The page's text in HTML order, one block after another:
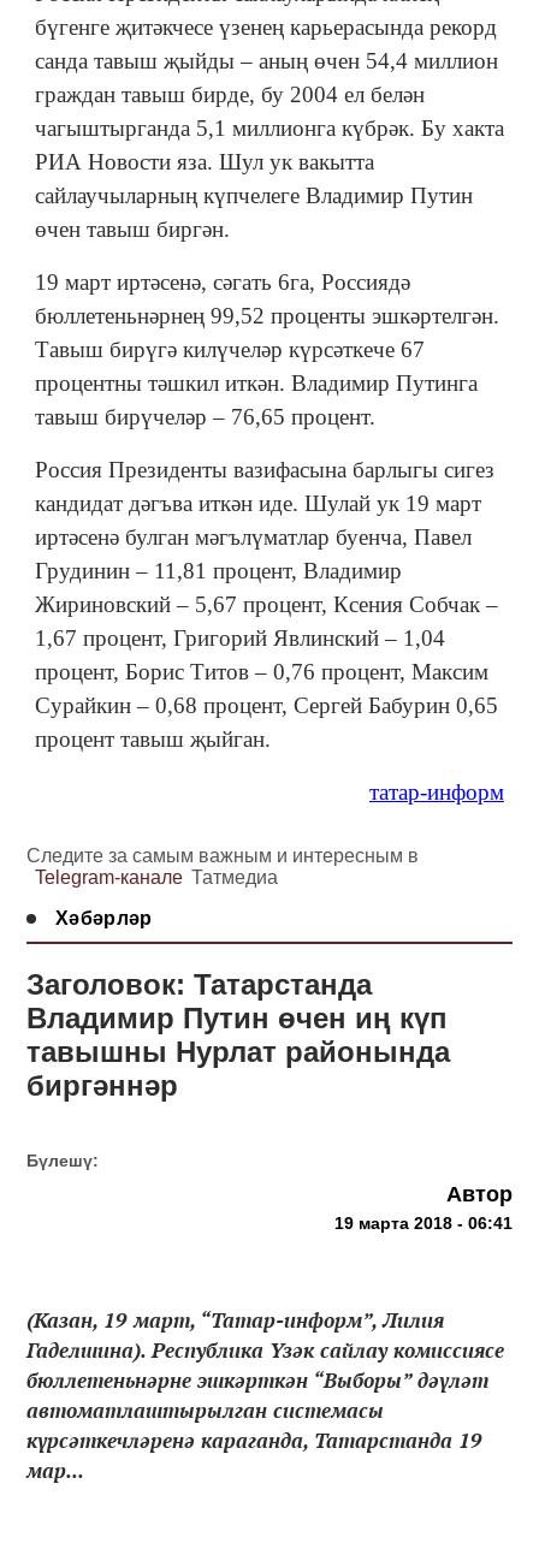
бүгенге җитәкчесе үзенең карьерасында рекорд
санда тавыш җыйды – аның өчен 54,4 миллион
граждан тавыш бирде, бу 2004 ел белән
чагыштырганда 5,1 миллионга күбрәк. Бу хакта
РИА Новости яза. Шул ук вакытта
сайлаучыларның күпчелеге Владимир Путин
өчен тавыш биргән.
19 март иртәсенә, сәгать 6га, Россиядә
бюллетеньнәрнең 99,52 проценты эшкәртелгән.
Тавыш бирүгә килүчеләр күрсәткече 67
процентны тәшкил иткән. Владимир Путинга
тавыш бирүчеләр – 76,65 процент.
Россия Президенты вазифасына барлыгы сигез
кандидат дәгъва иткән иде. Шулай ук 19 март
иртәсенә булган мәгълүматлар буенча, Павел
Грудинин – 11,81 процент, Владимир
Жириновский – 5,67 процент, Ксения Собчак –
1,67 процент, Григорий Явлинский – 1,04
процент, Борис Титов – 0,76 процент, Максим
Сурайкин – 0,68 процент, Сергей Бабурин 0,65
процент тавыш җыйган.
татар-информ
Следите за самым важным и интересным в
Telegram-канале Татмедиа
Хәбәрләр
Заголовок: Татарстанда
Владимир Путин өчен иң күп
тавышны Нурлат районында
биргәннәр
Бүлешү:
Автор
19 марта 2018 - 06:41
(Казан, 19 март, “Татар-информ”, Лилия
Гаделшина). Республика Үзәк сайлау комиссиясе
бюллетеньнәрне эшкәрткән “Выборы” дәүләт
автоматлаштырылган системасы
күрсәткечләренә караганда, Татарстанда 19
мар...